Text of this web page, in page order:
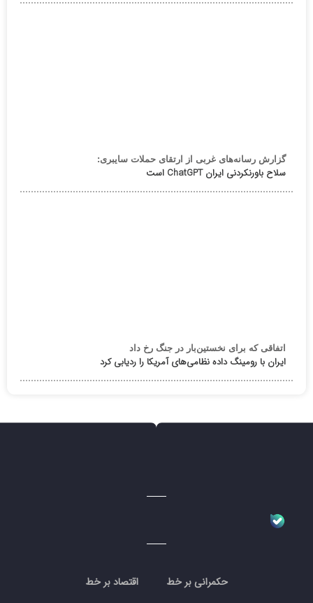
گزارش رسانه‌های غربی از ارتقای حملات سایبری:
سلاح باورنکردنی ایران ChatGPT است
اتفاقی که برای نخستین‌بار در جنگ رخ داد
ایران با رومینگ داده نظامی‌های آمریکا را ردیابی کرد
حکمرانی بر خط اقتصاد بر خط